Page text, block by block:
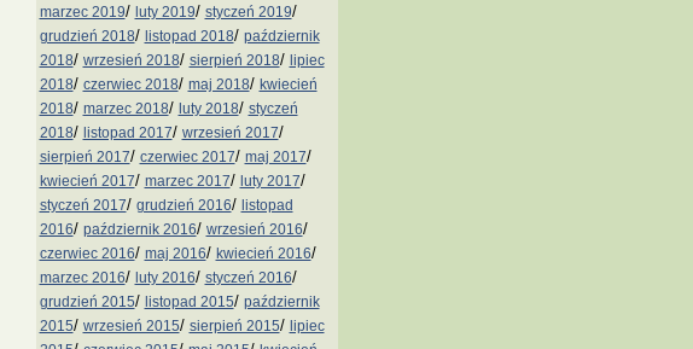
marzec 2019/ luty 2019/ styczeń 2019/
grudzień 2018/ listopad 2018/ październik
2018/ wrzesień 2018/ sierpień 2018/ lipiec
2018/ czerwiec 2018/ maj 2018/ kwiecień
2018/ marzec 2018/ luty 2018/ styczeń
2018/ listopad 2017/ wrzesień 2017/
sierpień 2017/ czerwiec 2017/ maj 2017/
kwiecień 2017/ marzec 2017/ luty 2017/
styczeń 2017/ grudzień 2016/ listopad
2016/ październik 2016/ wrzesień 2016/
czerwiec 2016/ maj 2016/ kwiecień 2016/
marzec 2016/ luty 2016/ styczeń 2016/
grudzień 2015/ listopad 2015/ październik
2015/ wrzesień 2015/ sierpień 2015/ lipiec